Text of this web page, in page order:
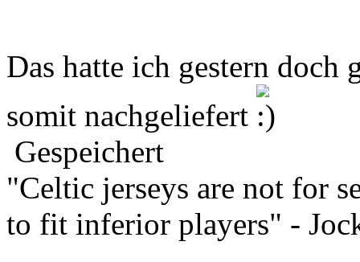
Das hatte ich gestern doch
somit nachgeliefert
Gespeichert
"Celtic jerseys are not for
to fit inferior players" -